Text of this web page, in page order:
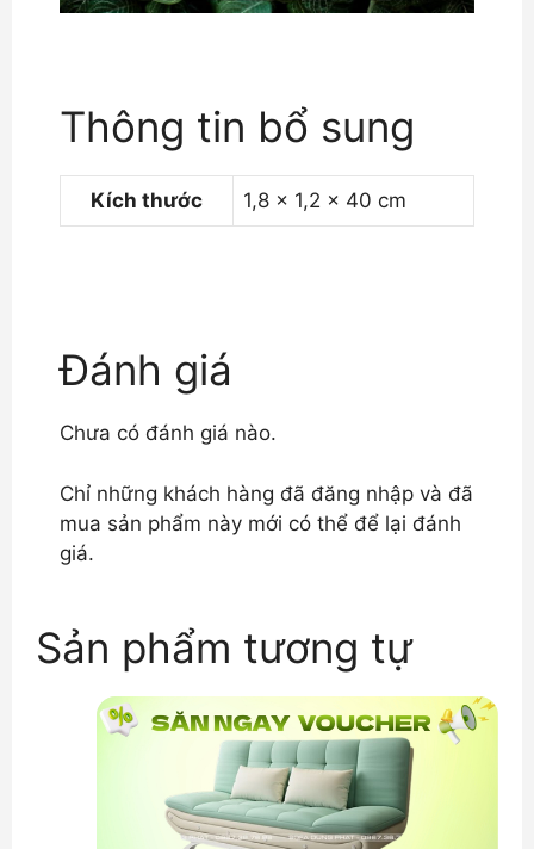
Thông tin bổ sung
Kích thước 1,8 × 1,2 × 40 cm
Đánh giá
Chưa có đánh giá nào.
Chỉ những khách hàng đã đăng nhập và đã
mua sản phẩm này mới có thể để lại đánh
giá.
Sản phẩm tương tự